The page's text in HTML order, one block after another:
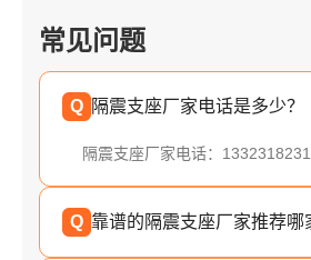
常见问题
Q 隔震支座厂家电话是多少？
隔震支座厂家电话：
Q 靠谱的隔震支座厂家推荐哪